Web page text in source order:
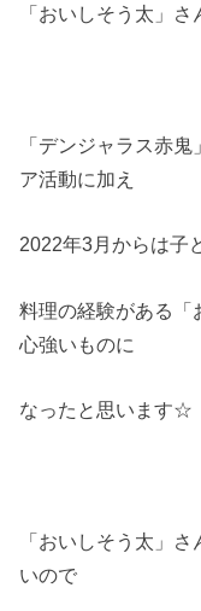
「おいしそう太」
「デンジャラス赤
ア活動に加え
2022年3月からは子
料理の経験がある「
心強いものに
なったと思います☆
「おいしそう太」
いので